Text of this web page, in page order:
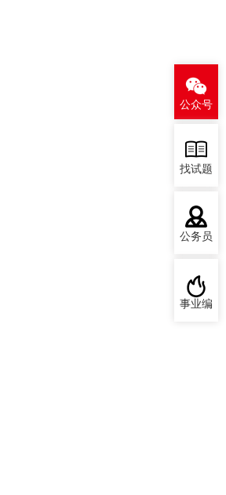
公众号
找试题
公务员
事业编